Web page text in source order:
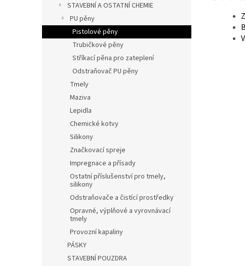
STAVEBNÍ A OSTATNÍ CHEMIE
PU pěny
Pistolové pěny
Trubičkové pěny
Stříkací pěna pro zateplení
Odstraňovač PU pěny
Tmely
Maziva
Lepidla
Chemické kotvy
Silikony
Značkovací spreje
Impregnace a přísady
Ostatní příslušenství pro tmely,
silikony
Odstraňovače a čistící prostředky
Opravné, výplňové a vyrovnávací
tmely
Provozní kapaliny
PÁSKY
STAVEBNÍ POUZDRA